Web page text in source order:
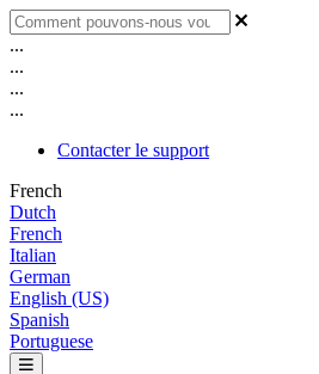
...
...
...
...
Contacter le support
French
Dutch
French
Italian
German
English (US)
Spanish
Portuguese